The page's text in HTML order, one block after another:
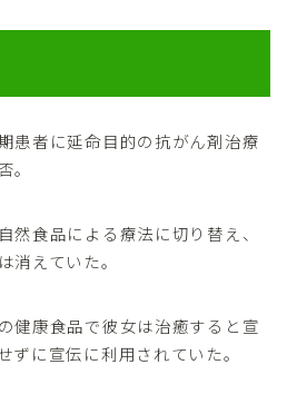
患者に延命目的の抗がん剤治療
。
然食品による療法に切り替え、
消えていた。
健康食品で彼女は治癒すると宣
ずに宣伝に利用されていた。